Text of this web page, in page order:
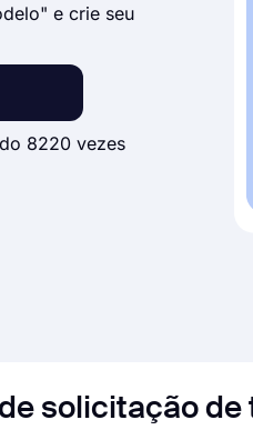
e crie seu
8220 vezes
solicitação de